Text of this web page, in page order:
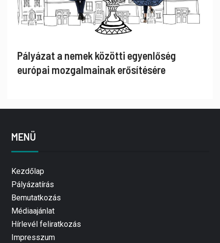
Pályázat a nemek közötti egyenlőség
európai mozgalmainak erősítésére
MENÜ
Kezdőlap
Pályázatírás
Bemutatkozás
Médiaajánlat
Hírlevél feliratkozás
Impresszum